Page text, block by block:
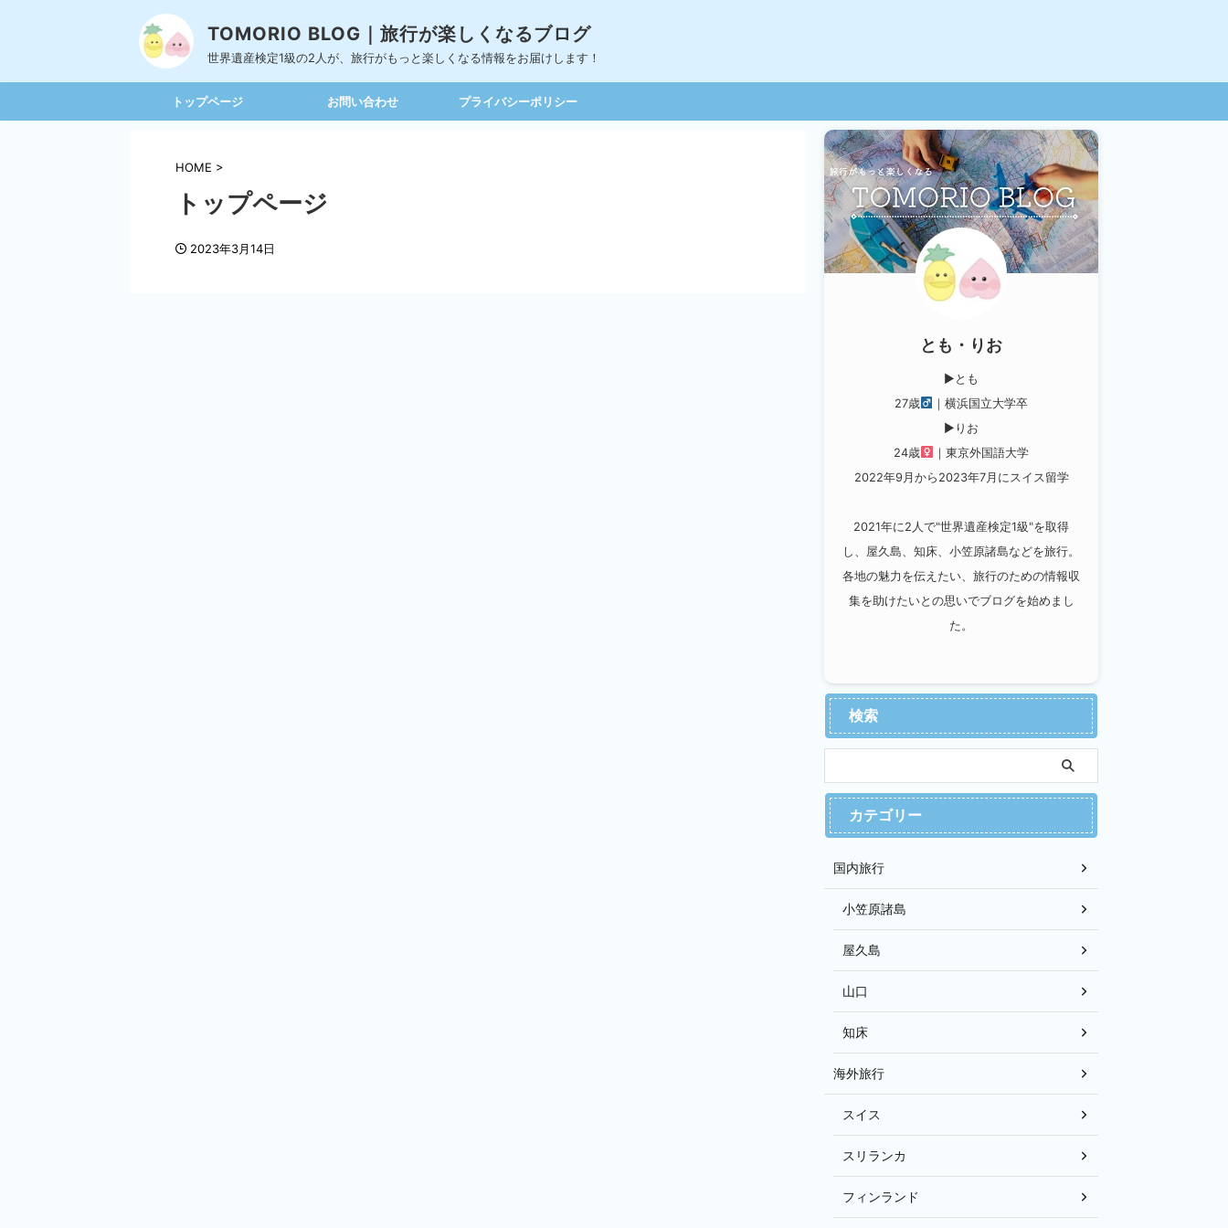
TOMORIO BLOG｜旅行が楽しくなるブログ
世界遺産検定1級の2人が、旅行がもっと楽しくなる情報をお届けします！
トップページ お問い合わせ プライバシーポリシー
HOME >
トップページ
2023年3月14日
とも・りお
▶︎とも
27歳
｜横浜国立大学卒
▶︎りお
24歳
｜東京外国語大学
2022年9月から2023年7月にスイス留学
2021年に2人で"世界遺産検定1級"を取得
し、屋久島、知床、小笠原諸島などを旅行。
各地の魅力を伝えたい、旅行のための情報収
集を助けたいとの思いでブログを始めまし
た。
検索
カテゴリー
国内旅行
小笠原諸島
屋久島
山口
知床
海外旅行
スイス
スリランカ
フィンランド